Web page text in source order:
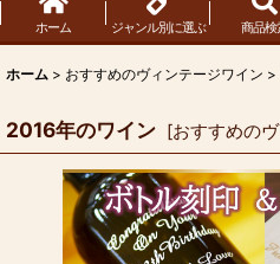
ホーム ジャンル別に選ぶ 商品検
ホーム > おすすめのヴィンテージワイン >
2016年のワイン [おすすめの